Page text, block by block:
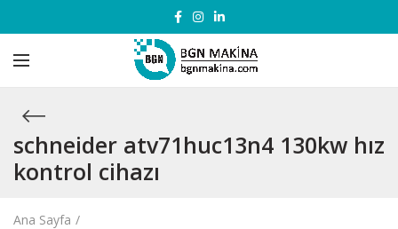
schneider atv71huc13n4 130kw hız
kontrol cihazı
Ana Sayfa